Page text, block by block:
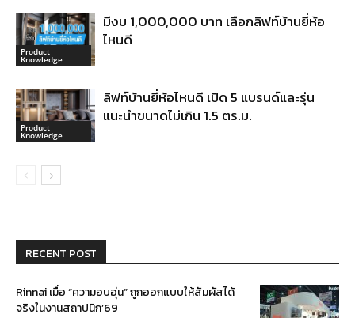
Product
Knowledge
มีงบ 1,000,000 บาท เลือกลิฟท์บ้านยี่ห้อ
ไหนดี
Product
Knowledge
ลิฟท์บ้านยี่ห้อไหนดี เปิด 5 แบรนด์และรุ่น
แนะนำขนาดไม่เกิน 1.5 ตร.ม.
RECENT POST
Rinnai เมื่อ “ความอบอุ่น” ถูกออกแบบให้สัมผัสได้
จริงในงานสถาปนิก’69